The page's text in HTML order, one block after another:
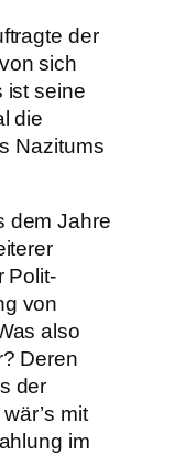
der
sich
ist seine
die
Nazitums
dem Jahre
Polit-
von
also
Deren
der
mit
im